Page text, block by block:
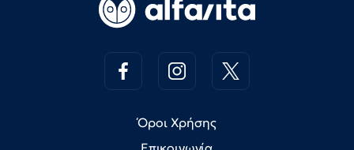
Όροι Χρήσης